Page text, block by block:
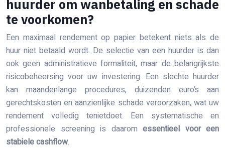
huurder om wanbetaling en schade
te voorkomen?
Een maximaal rendement op papier betekent niets als de
huur niet betaald wordt. De selectie van een huurder is dan
ook geen administratieve formaliteit, maar de belangrijkste
risicobeheersing voor uw investering. Een slechte huurder
kan maandenlange procedures, duizenden euro’s aan
gerechtskosten en aanzienlijke schade veroorzaken, wat uw
rendement volledig tenietdoet. Een systematische en
professionele screening is daarom essentieel voor een
stabiele cashflow.